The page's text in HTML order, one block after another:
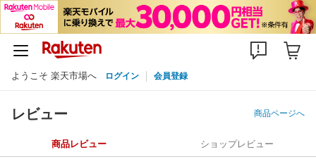
ようこそ 楽天市場へ ログイン 会員登録
レビュー 商品ページへ
商品レビュー ショップレビュー